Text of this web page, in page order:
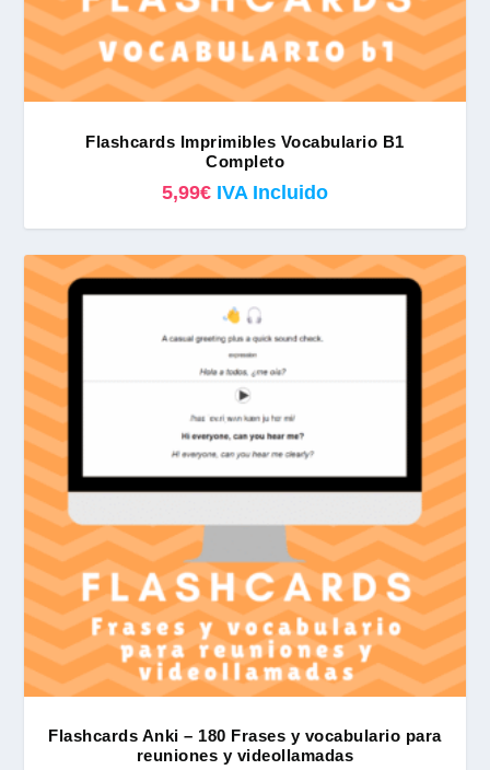
Flashcards Imprimibles Vocabulario B1
Completo
5,99€ IVA Incluido
Flashcards Anki – 180 Frases y vocabulario para
reuniones y videollamadas